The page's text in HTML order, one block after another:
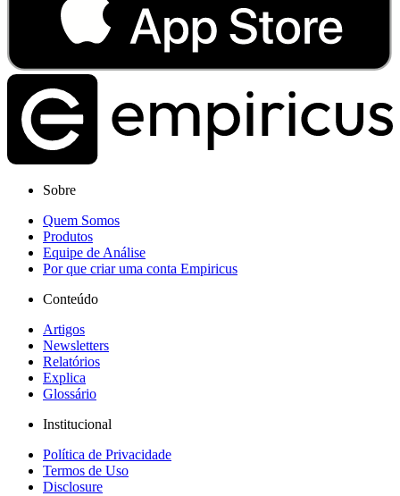
Sobre
Quem Somos
Produtos
Equipe de Análise
Por que criar uma conta Empiricus
Conteúdo
Artigos
Newsletters
Relatórios
Explica
Glossário
Institucional
Política de Privacidade
Termos de Uso
Disclosure